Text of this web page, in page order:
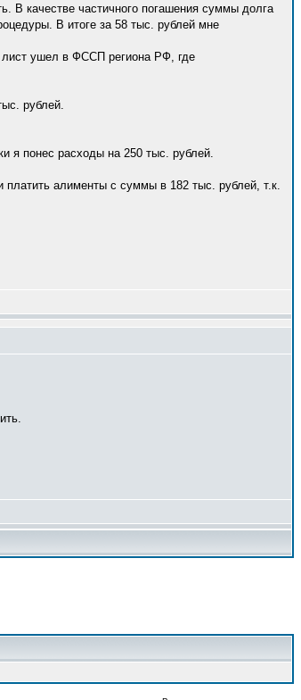
В качестве частичного погашения суммы долга
В итоге за 58 тыс. рублей мне
лист ушел в ФССП региона РФ, где
рублей.
я понес расходы на 250 тыс. рублей.
алименты с суммы в 182 тыс. рублей, т.к.